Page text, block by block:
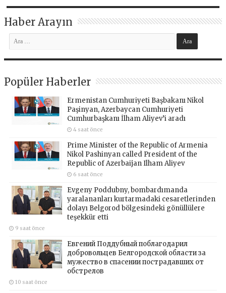
Haber Arayın
Popüler Haberler
Ermenistan Cumhuriyeti Başbakanı Nikol
Paşinyan, Azerbaycan Cumhuriyeti
Cumhurbaşkanı İlham Aliyev’i aradı
4 saat önce
Prime Minister of the Republic of Armenia
Nikol Pashinyan called President of the
Republic of Azerbaijan Ilham Aliyev
6 saat önce
Evgeny Poddubny, bombardımanda
yaralananları kurtarmadaki cesaretlerinden
dolayı Belgorod bölgesindeki gönüllülere
teşekkür etti
9 saat önce
Евгений Поддубный поблагодарил
добровольцев Белгородской области за
мужество в спасении пострадавших от
обстрелов
10 saat önce